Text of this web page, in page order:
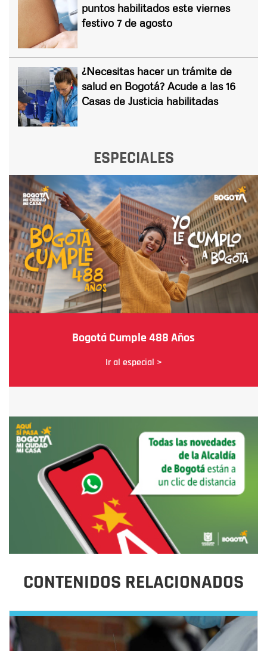
puntos habilitados este viernes
festivo 7 de agosto
¿Necesitas hacer un trámite de
salud en Bogotá? Acude a las 16
Casas de Justicia habilitadas
ESPECIALES
Bogotá Cumple 488 Años
Ir al especial >
CONTENIDOS RELACIONADOS